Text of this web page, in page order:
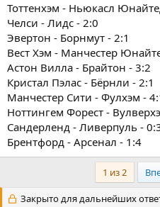
Тоттенхэм - Ньюкасл
Челси - Лидс - 2:0
Эвертон - Борнмут - 2:1
Вест Хэм - Манчестер
Астон Вилла - Брайтон - 3:2
Кристал Пэлас - Бёрнли - 2:1
Манчестер Сити - Фулхэм -
Ноттингем Форест -
Сандерленд - Ливерпуль -
Брентфорд - Арсенал - 1:4
1 из 2
Закрыто для дальнейших